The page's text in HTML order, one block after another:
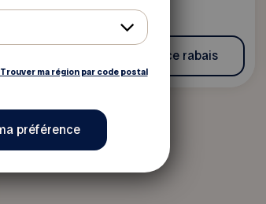
Voir ce rabais
Trouver ma région par code postal